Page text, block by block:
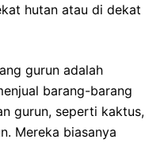
hutan atau di dekat
gurun adalah
barang-barang
gurun, seperti kaktus,
Mereka biasanya